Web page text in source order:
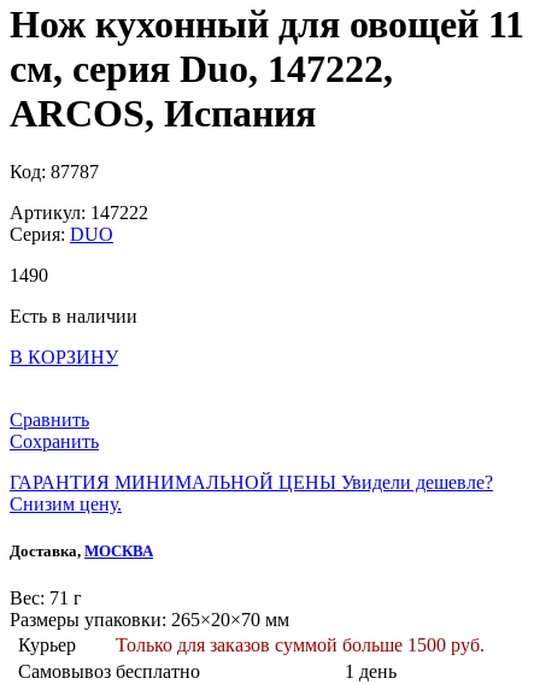
Нож кухонный для овощей 11
см, серия Duo, 147222,
ARCOS, Испания
Код: 87787
Артикул: 147222
Серия: DUO
1490
Есть в наличии
В КОРЗИНУ
Сравнить
Сохранить
ГАРАНТИЯ МИНИМАЛЬНОЙ ЦЕНЫ Увидели дешевле?
Снизим цену.
Доставка, МОСКВА
Веc: 71 г
Размеры упаковки: 265×20×70 мм
Курьер
Только для заказов суммой больше 1500 руб.
Самовывоз бесплатно 1 день